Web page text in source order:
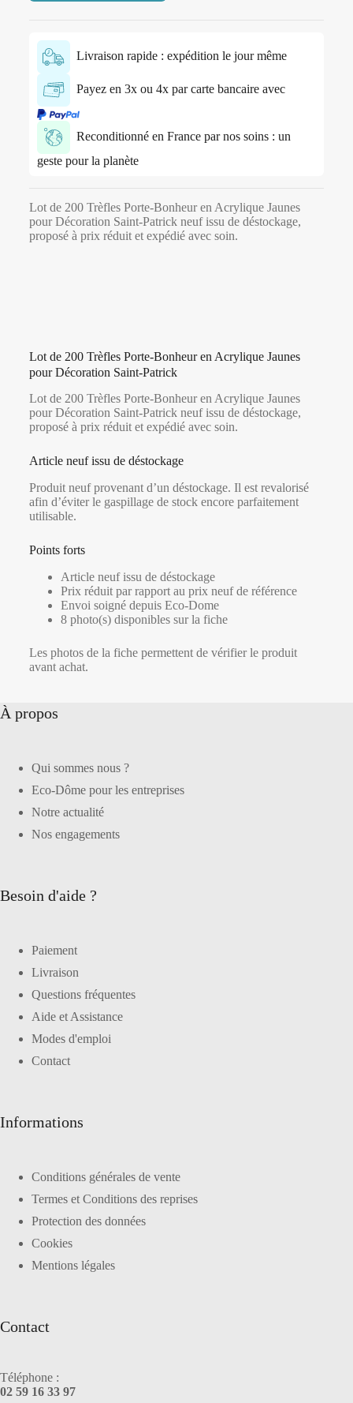
Livraison rapide : expédition le jour même
Payez en 3x ou 4x par carte bancaire avec
Reconditionné en France par nos soins : un
geste pour la planète
Lot de 200 Trèfles Porte-Bonheur en Acrylique Jaunes
pour Décoration Saint-Patrick neuf issu de déstockage,
proposé à prix réduit et expédié avec soin.
Lot de 200 Trèfles Porte-Bonheur en Acrylique Jaunes
pour Décoration Saint-Patrick
Lot de 200 Trèfles Porte-Bonheur en Acrylique Jaunes
pour Décoration Saint-Patrick neuf issu de déstockage,
proposé à prix réduit et expédié avec soin.
Article neuf issu de déstockage
Produit neuf provenant d’un déstockage. Il est revalorisé
afin d’éviter le gaspillage de stock encore parfaitement
utilisable.
Points forts
Article neuf issu de déstockage
Prix réduit par rapport au prix neuf de référence
Envoi soigné depuis Eco-Dome
8 photo(s) disponibles sur la fiche
Les photos de la fiche permettent de vérifier le produit
avant achat.
À propos
Qui sommes nous ?
Eco-Dôme pour les entreprises
Notre actualité
Nos engagements
Besoin d'aide ?
Paiement
Livraison
Questions fréquentes
Aide et Assistance
Modes d'emploi
Contact
Informations
Conditions générales de vente
Termes et Conditions des reprises
Protection des données
Cookies
Mentions légales
Contact
Téléphone :
02 59 16 33 97